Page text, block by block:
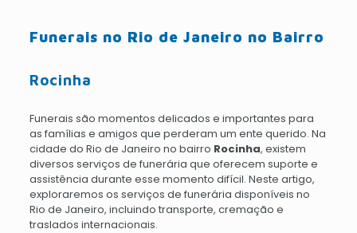
Funerais no Rio de Janeiro no Bairro
Rocinha
Funerais são momentos delicados e importantes para
as famílias e amigos que perderam um ente querido. Na
cidade do Rio de Janeiro no bairro Rocinha, existem
diversos serviços de funerária que oferecem suporte e
assistência durante esse momento difícil. Neste artigo,
exploraremos os serviços de funerária disponíveis no
Rio de Janeiro, incluindo transporte, cremação e
traslados internacionais.